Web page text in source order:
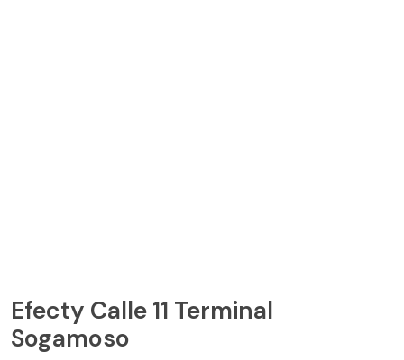
Efecty Calle 11 Terminal
Sogamoso